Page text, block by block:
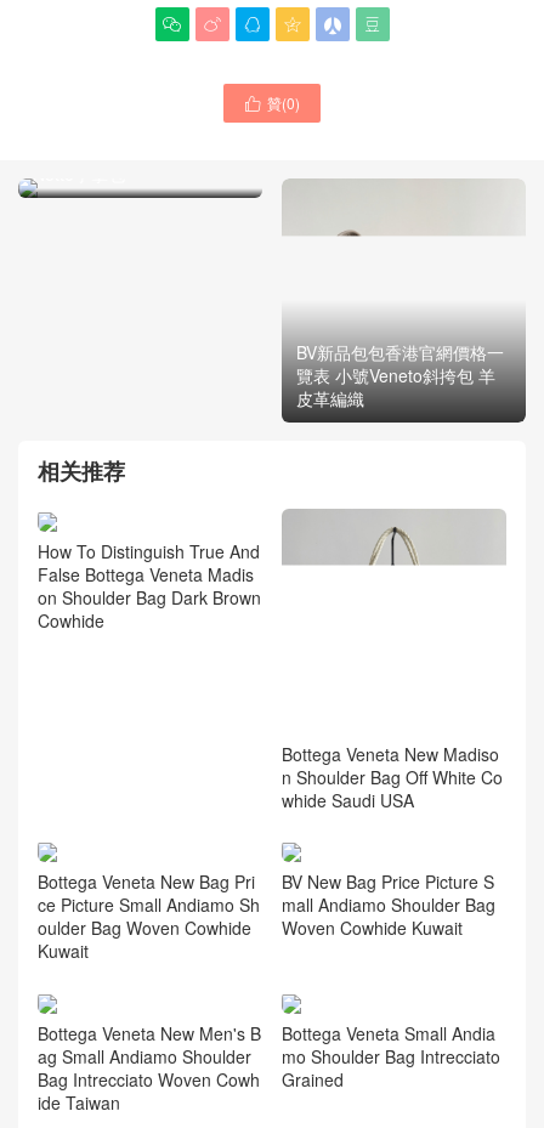
     
 贊(0)
Bottega Veneta女包香港官
Notte手拿包
BV新品包包香港官網價格一
覽表 小號Veneto斜挎包 羊
皮革編織
相关推荐
How To Distinguish True And
False Bottega Veneta Madis
on Shoulder Bag Dark Brown
Cowhide
Bottega Veneta New Madiso
n Shoulder Bag Off White Co
whide Saudi USA
Bottega Veneta New Bag Pri
ce Picture Small Andiamo Sh
oulder Bag Woven Cowhide
Kuwait
BV New Bag Price Picture S
mall Andiamo Shoulder Bag
Woven Cowhide Kuwait
Bottega Veneta New Men's B
ag Small Andiamo Shoulder
Bag Intrecciato Woven Cowh
ide Taiwan
Bottega Veneta Small Andia
mo Shoulder Bag Intrecciato
Grained